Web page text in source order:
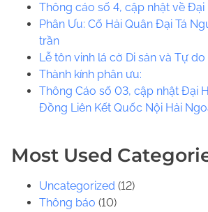
Thông cáo số 4, cập nhật về Đại
Phân Ưu: Cố Hải Quân Đại Tá
trần
Lễ tôn vinh lá cờ Di sản và Tự do
​​Thành kính phân ưu:
Thông Cáo số 03, cập nhật Đại
Đồng Liên Kết Quốc Nội Hải
Most Used
Uncategorized (12)
Thông báo (10)